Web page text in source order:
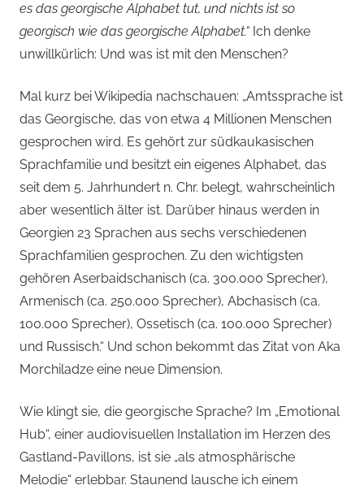
es das georgische Alphabet tut, und nichts ist so
georgisch wie das georgische Alphabet.“ Ich denke
unwillkürlich: Und was ist mit den Menschen?
Mal kurz bei Wikipedia nachschauen: „Amtssprache ist
das Georgische, das von etwa 4 Millionen Menschen
gesprochen wird. Es gehört zur südkaukasischen
Sprachfamilie und besitzt ein eigenes Alphabet, das
seit dem 5. Jahrhundert n. Chr. belegt, wahrscheinlich
aber wesentlich älter ist. Darüber hinaus werden in
Georgien 23 Sprachen aus sechs verschiedenen
Sprachfamilien gesprochen. Zu den wichtigsten
gehören Aserbaidschanisch (ca. 300.000 Sprecher),
Armenisch (ca. 250.000 Sprecher), Abchasisch (ca.
100.000 Sprecher), Ossetisch (ca. 100.000 Sprecher)
und Russisch.“ Und schon bekommt das Zitat von Aka
Morchiladze eine neue Dimension.
Wie klingt sie, die georgische Sprache? Im „Emotional
Hub“, einer audiovisuellen Installation im Herzen des
Gastland-Pavillons, ist sie „als atmosphärische
Melodie“ erlebbar. Staunend lausche ich einem